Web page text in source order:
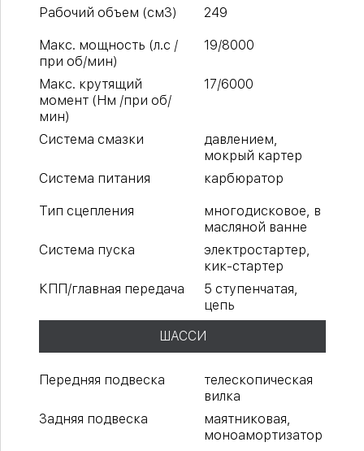
Рабочий объем (см3) 249
Макс. мощность (л.с /
при об/мин)
19/8000
Макс. крутящий
момент (Нм /при об/
мин)
17/6000
Система смазки
давлением,
мокрый картер
Система питания
карбюратор
Тип сцепления
многодисковое, в
масляной ванне
Система пуска
электростартер,
кик-стартер
КПП/главная передача
5 ступенчатая,
цепь
ШАССИ
Передняя подвеска
телескопическая
вилка
Задняя подвеска
маятниковая,
моноамортизатор